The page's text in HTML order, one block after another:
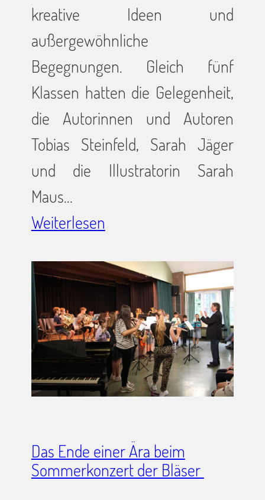
kreative Ideen und
außergewöhnliche
Begegnungen. Gleich fünf
Klassen hatten die Gelegenheit,
die Autorinnen und Autoren
Tobias Steinfeld, Sarah Jäger
und die Illustratorin Sarah
Maus…
Weiterlesen
Das Ende einer Ära beim
Sommerkonzert der Bläser